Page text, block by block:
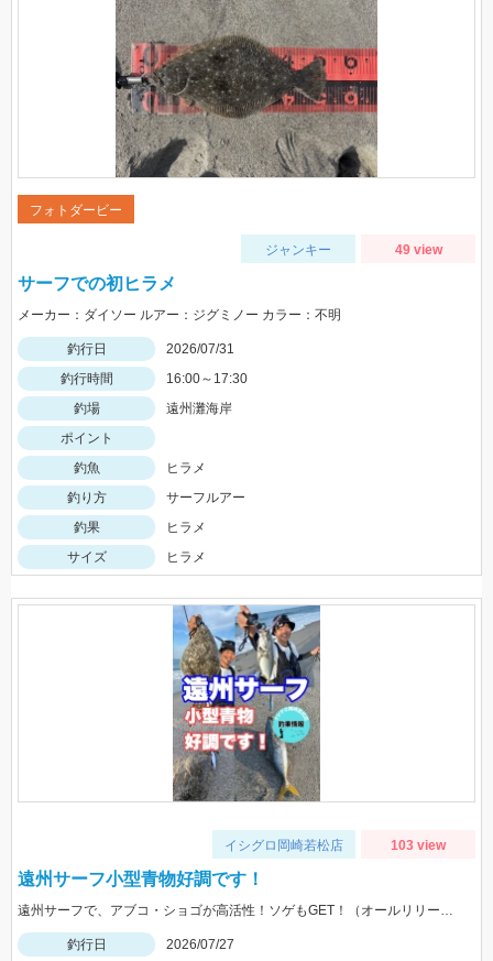
フォトダービー
ジャンキー 49 view
サーフでの初ヒラメ
メーカー：ダイソー ルアー：ジグミノー カラー：不明
釣行日
2026/07/31
釣行時間
16:00～17:30
釣場
遠州灘海岸
ポイント
釣魚
ヒラメ
釣り方
サーフルアー
釣果
ヒラメ
サイズ
ヒラメ
イシグロ岡崎若松店 103 view
遠州サーフ小型青物好調です！
遠州サーフで、アブコ・ショゴが高活性！ソゲもGET！（オールリリースさせて頂きました）ヒットルアーは、ジーク Ｆサーディン20ｇ 20ｇのサイズ感が良かったです！
釣行日
2026/07/27